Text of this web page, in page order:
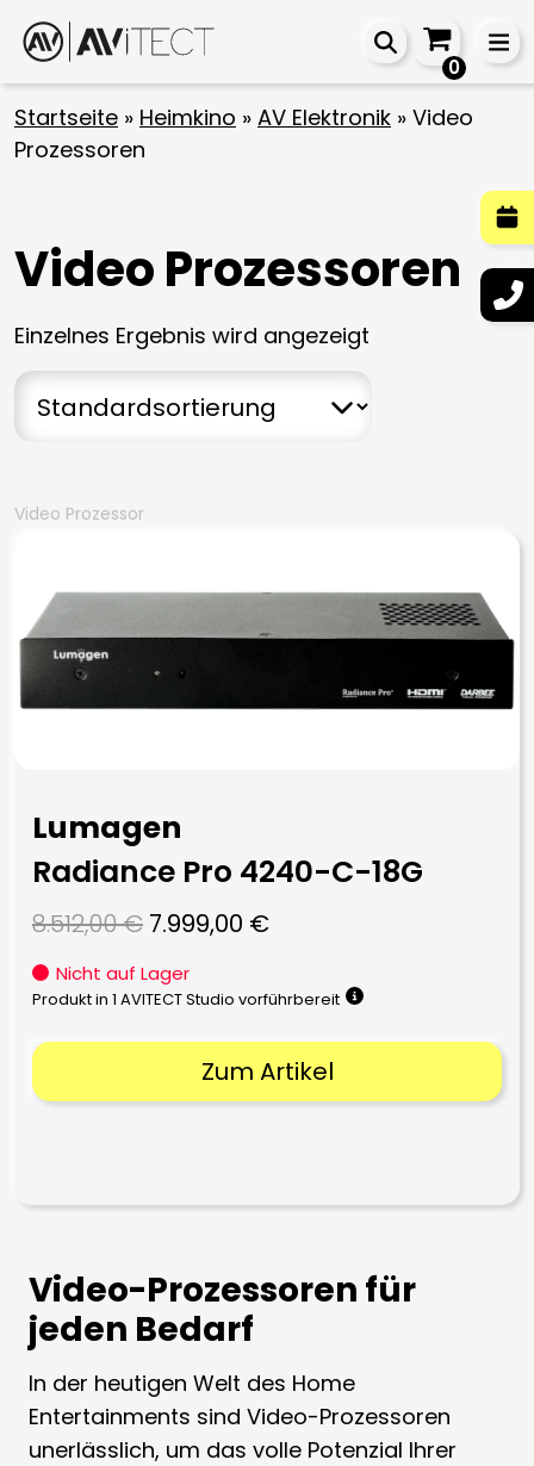
0
Startseite » Heimkino » AV Elektronik » Video
Prozessoren
Video Prozessoren
Einzelnes Ergebnis wird angezeigt
Video Prozessor
Lumagen
Radiance Pro 4240-C-18G
8.512,00€ Ursprünglicher
war:
7.999,00 €Aktueller
ist:
Nicht auf Lager
Produkt in 1 AVITECT Studio vorführbereit
Zum Artikel
Video-Prozessoren für
jeden Bedarf
In der heutigen Welt des Home
Entertainments sind Video-Prozessoren
unerlässlich, um das volle Potenzial Ihrer